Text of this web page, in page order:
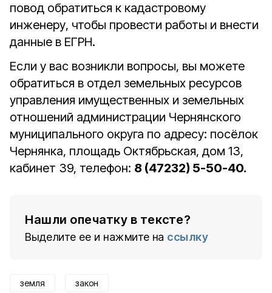
повод обратиться к кадастровому
инженеру, чтобы провести работы и внести
данные в ЕГРН.
Если у вас возникли вопросы, вы можете
обратиться в отдел земельных ресурсов
управления имущественных и земельных
отношений администрации Чернянского
муниципального округа по адресу: посёлок
Чернянка, площадь Октябрьская, дом 13,
кабинет 39, телефон: 8 (47232) 5-50-40.
Нашли опечатку в тексте?
Выделите ее и нажмите на ссылку
земля закон